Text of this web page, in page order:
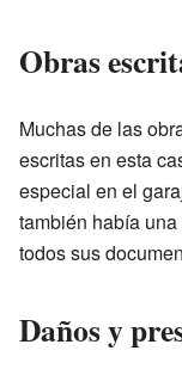
Obras
Muchas de las
escritas en esta
especial en el
también había
todos sus
Daños y